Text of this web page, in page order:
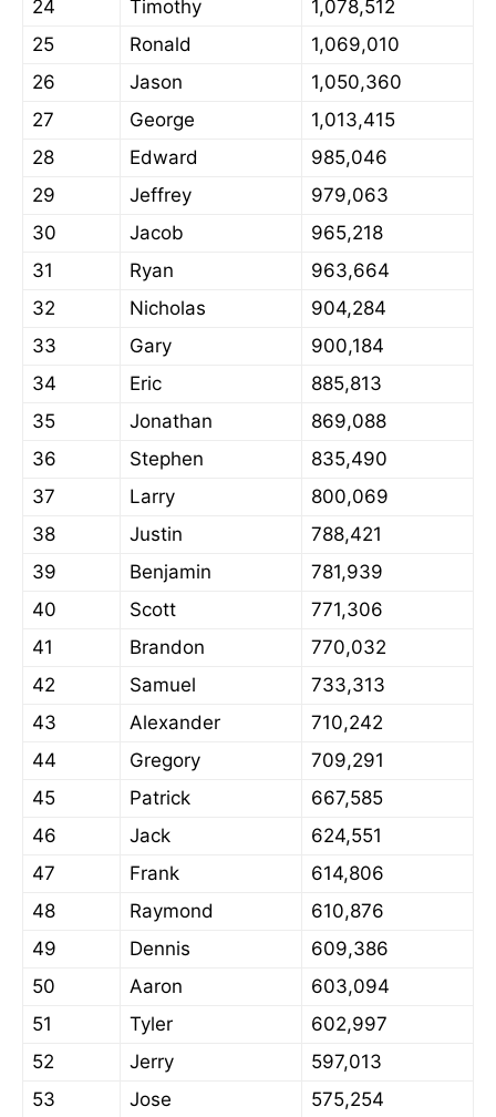
24 Timothy
1,078,512
25
Ronald
1,069,010
26
Jason
1,050,360
27
George
1,013,415
28
Edward
985,046
29
Jeffrey
979,063
30
Jacob
965,218
31
Ryan
963,664
32
Nicholas
904,284
33
Gary
900,184
34
Eric
885,813
35
Jonathan
869,088
36
Stephen
835,490
37
Larry
800,069
38
Justin
788,421
39
Benjamin
781,939
40
Scott
771,306
41
Brandon
770,032
42
Samuel
733,313
43
Alexander
710,242
44
Gregory
709,291
45
Patrick
667,585
46
Jack
624,551
47
Frank
614,806
48
Raymond
610,876
49
Dennis
609,386
50
Aaron
603,094
51
Tyler
602,997
52
Jerry
597,013
53
Jose
575,254